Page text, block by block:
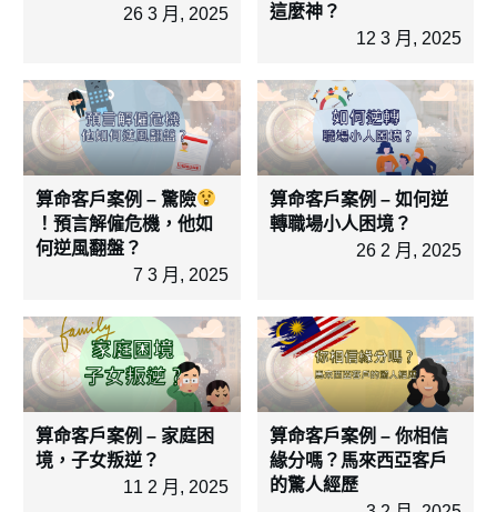
26 3 月, 2025
這麼神？
12 3 月, 2025
算命客戶案例 – 驚險
！預言解僱危機，他如
何逆風翻盤？
7 3 月, 2025
算命客戶案例 – 如何逆
轉職場小人困境？
26 2 月, 2025
算命客戶案例 – 家庭困
境，子女叛逆？
11 2 月, 2025
算命客戶案例 – 你相信
緣分嗎？馬來西亞客戶
的驚人經歷